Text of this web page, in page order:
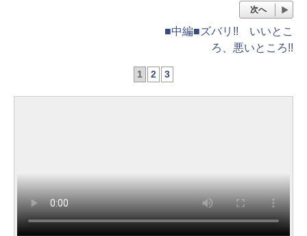
次へ
■中編■ズバリ!! いいとこ
ろ、悪いところ!!
1 2 3